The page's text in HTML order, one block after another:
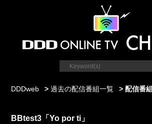
DDDweb >過去の配信番組一覧 > 配信番組
BBtest3「Yo por ti」